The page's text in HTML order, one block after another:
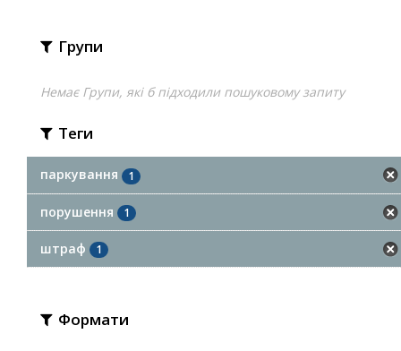
Групи
Немає Групи, які б підходили пошуковому запиту
Теги
паркування 1
порушення 1
штраф 1
Формати